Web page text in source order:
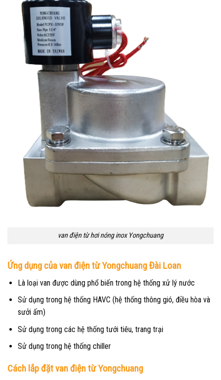
van điện từ hơi nóng inox Yongchuang
Ứng dụng của van điện từ Yongchuang Đài Loan
Là loại van được dùng phổ biến trong hệ thống xử lý nước
Sử dụng trong hệ thống HAVC (hệ thống thông gió, điều hòa và
sưởi ấm)
Sử dụng trong các hệ thống tưới tiêu, trang trại
Sử dụng trong hệ thống chiller
Cách lắp đặt van điện từ Yongchuang